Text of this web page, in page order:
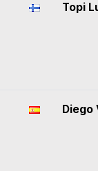
Topi
Diego